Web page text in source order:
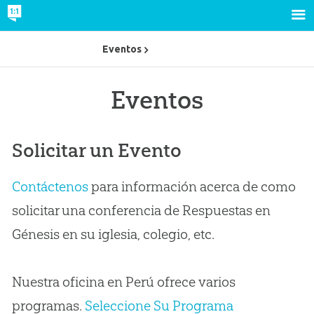
Eventos
Solicitar un Evento
Contáctenospara información acerca de como
solicitar una conferencia de Respuestas en
Génesis en su iglesia, colegio, etc.
Nuestra oficina en Perú ofrece varios
programas. Seleccione Su Programa
Eventos